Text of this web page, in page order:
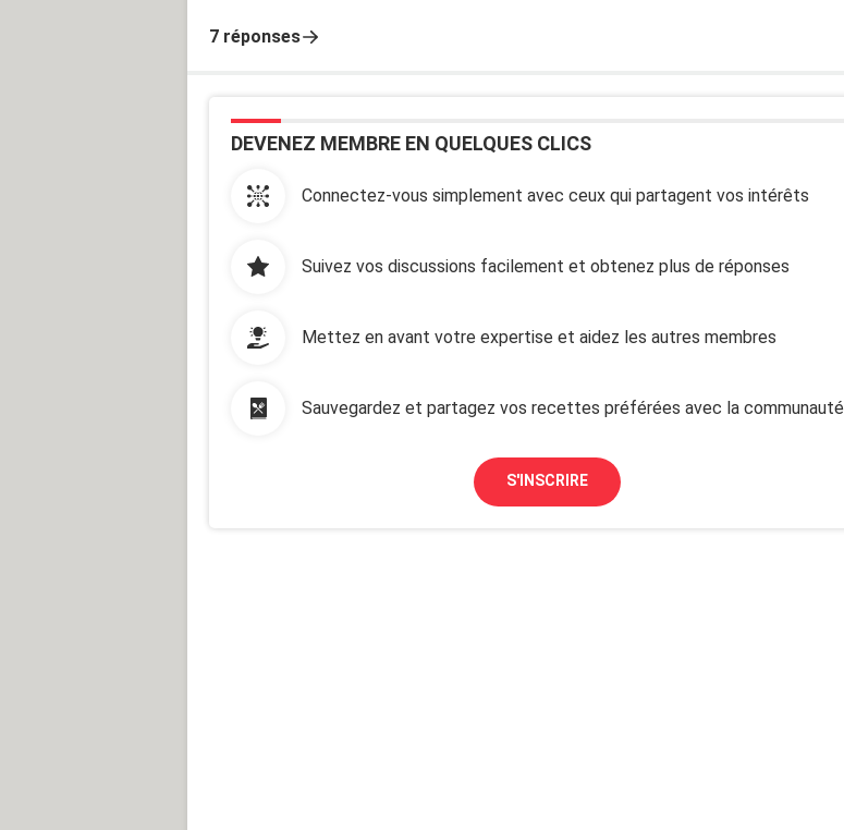
7 réponses
DEVENEZ MEMBRE EN QUELQUES CLICS
Connectez-vous simplement avec ceux qui partagent vos intérêts
Suivez vos discussions facilement et obtenez plus de réponses
Mettez en avant votre expertise et aidez les autres membres
Sauvegardez et partagez vos recettes préférées avec la communauté
S'INSCRIRE